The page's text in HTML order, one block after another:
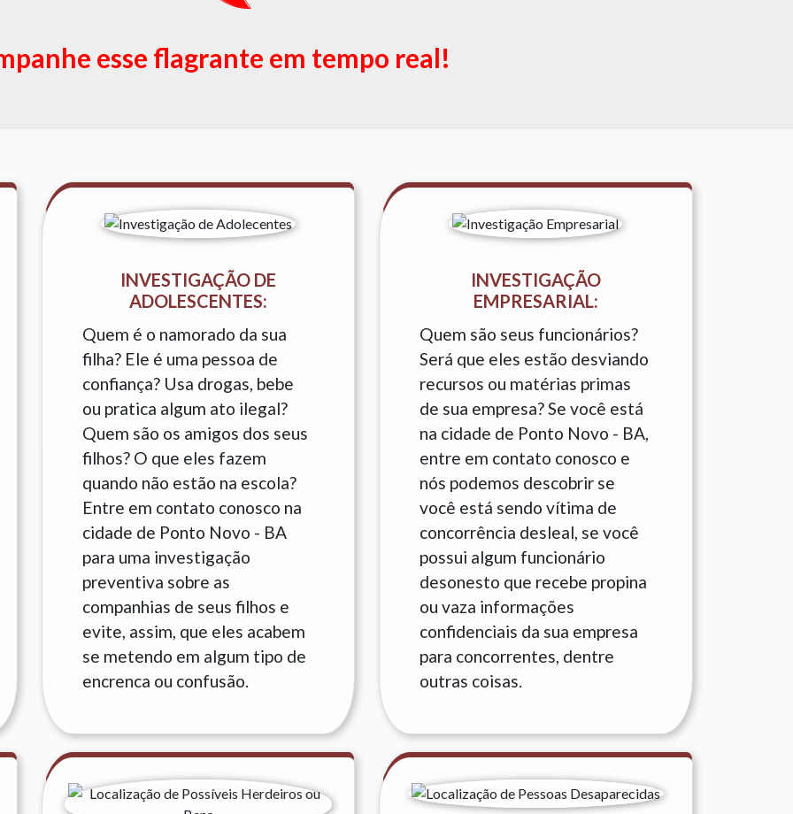
esse flagrante em tempo real!
INVESTIGAÇÃO DE
ADOLESCENTES:
Quem é o namorado da sua
filha? Ele é uma pessoa de
confiança? Usa drogas, bebe
ou pratica algum ato ilegal?
Quem são os amigos dos seus
filhos? O que eles fazem
quando não estão na escola?
Entre em contato conosco na
cidade de Ponto Novo - BA
para uma investigação
preventiva sobre as
companhias de seus filhos e
evite, assim, que eles acabem
se metendo em algum tipo de
encrenca ou confusão.
INVESTIGAÇÃO
EMPRESARIAL:
Quem são seus funcionários?
Será que eles estão desviando
recursos ou matérias primas
de sua empresa? Se você está
na cidade de Ponto Novo - BA,
entre em contato conosco e
nós podemos descobrir se
você está sendo vítima de
concorrência desleal, se você
possui algum funcionário
desonesto que recebe propina
ou vaza informações
confidenciais da sua empresa
para concorrentes, dentre
outras coisas.